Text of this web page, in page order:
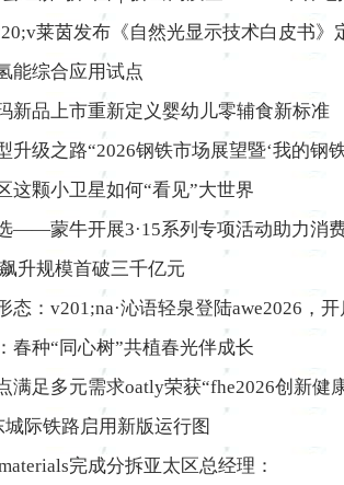
莱茵发布《自然光显示技术白皮书》
能综合应用试点
新品上市重新定义婴幼儿零辅食新标准
升级之路“2026钢铁市场展望暨‘我的钢
这颗小卫星如何“看见”大世界
——蒙牛开展3·15系列专项活动助力消
升规模首破三千亿元
态：v201;na·沁语轻泉登陆awe2026，开
春种“同心树”共植春光伴成长
满足多元需求oatly荣获“fhe2026创新健
际铁路启用新版运行图
完成分拆亚太区总经理：